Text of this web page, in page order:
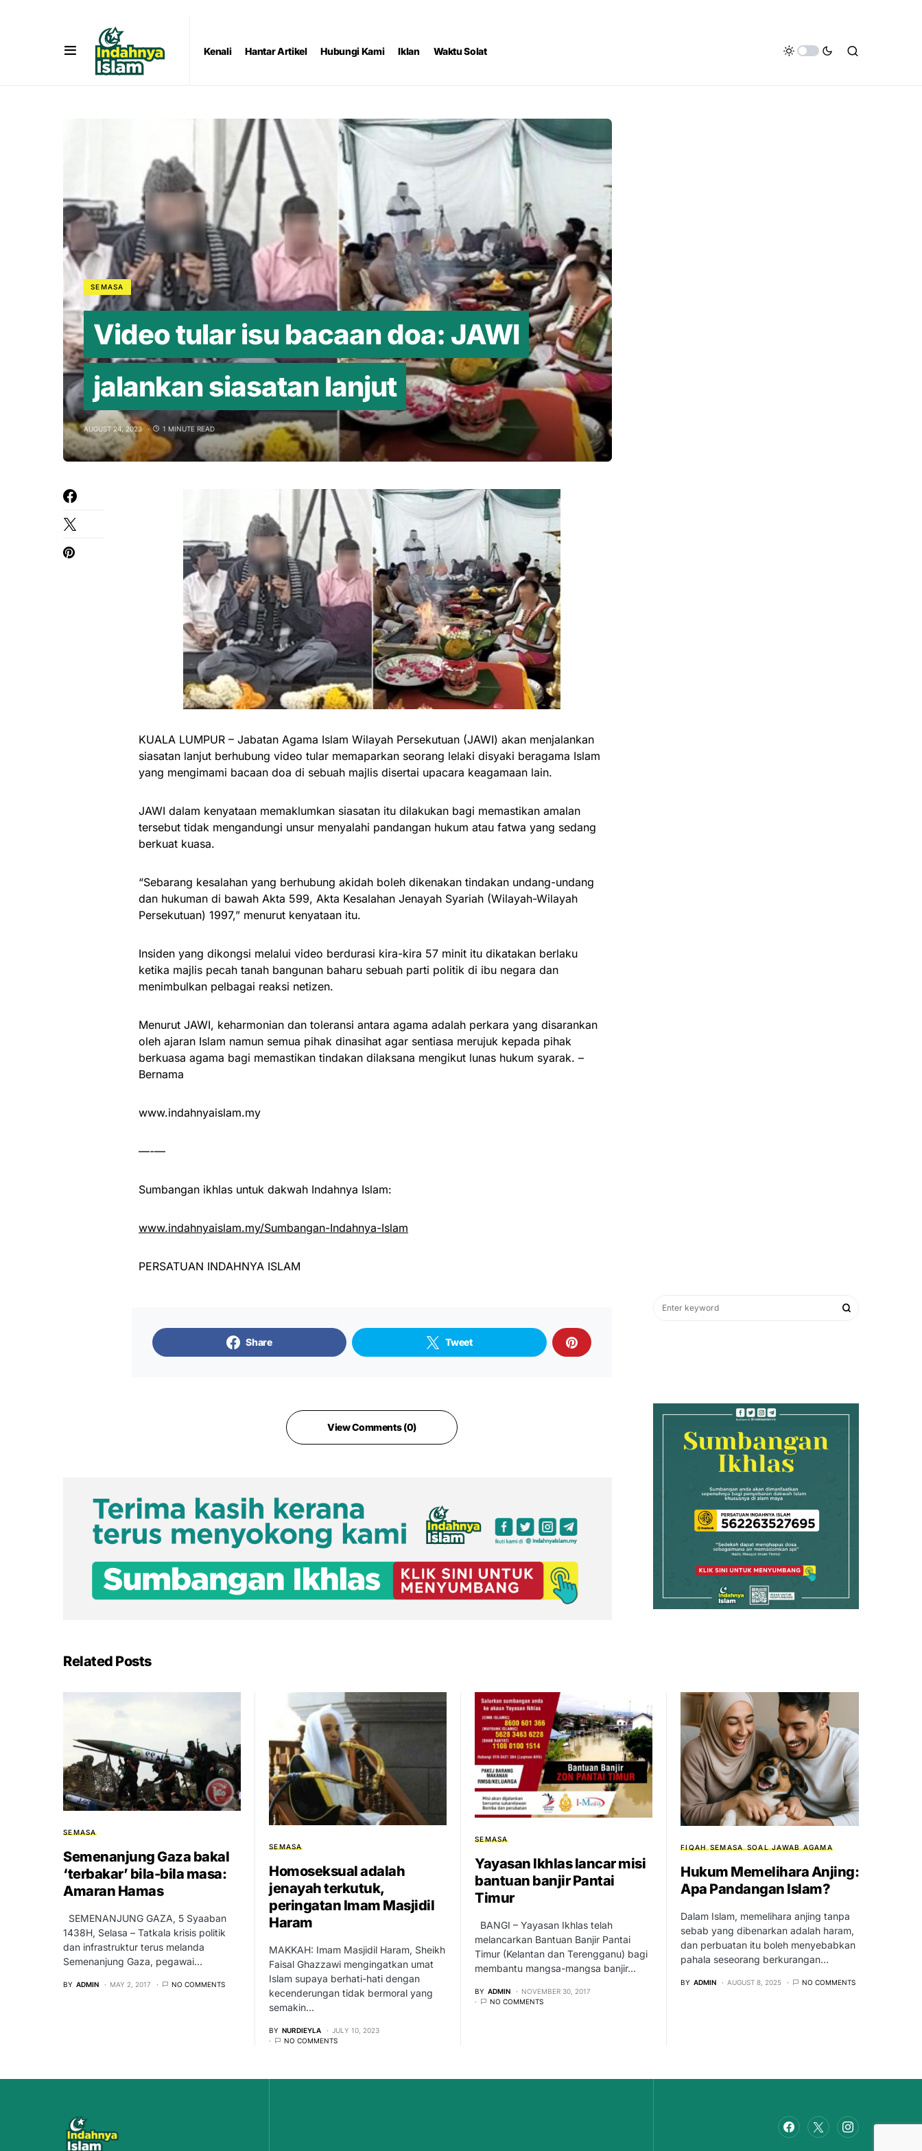
Kenali Hantar Artikel Hubungi Kami Iklan Waktu Solat
SEMASA
Video tular isu bacaan doa: JAWI
jalankan siasatan lanjut
AUGUST 24, 2023 1 MINUTE READ
KUALA LUMPUR – Jabatan Agama Islam Wilayah Persekutuan (JAWI) akan menjalankan
siasatan lanjut berhubung video tular memaparkan seorang lelaki disyaki beragama Islam
yang mengimami bacaan doa di sebuah majlis disertai upacara keagamaan lain.
JAWI dalam kenyataan memaklumkan siasatan itu dilakukan bagi memastikan amalan
tersebut tidak mengandungi unsur menyalahi pandangan hukum atau fatwa yang sedang
berkuat kuasa.
“Sebarang kesalahan yang berhubung akidah boleh dikenakan tindakan undang-undang
dan hukuman di bawah Akta 599, Akta Kesalahan Jenayah Syariah (Wilayah-Wilayah
Persekutuan) 1997,” menurut kenyataan itu.
Insiden yang dikongsi melalui video berdurasi kira-kira 57 minit itu dikatakan berlaku
ketika majlis pecah tanah bangunan baharu sebuah parti politik di ibu negara dan
menimbulkan pelbagai reaksi netizen.
Menurut JAWI, keharmonian dan toleransi antara agama adalah perkara yang disarankan
oleh ajaran Islam namun semua pihak dinasihat agar sentiasa merujuk kepada pihak
berkuasa agama bagi memastikan tindakan dilaksana mengikut lunas hukum syarak. –
Bernama
www.indahnyaislam.my
—-—
Sumbangan ikhlas untuk dakwah Indahnya Islam:
www.indahnyaislam.my/Sumbangan-Indahnya-Islam
PERSATUAN INDAHNYA ISLAM
Share Tweet
View Comments (0)
Related Posts
SEMASA
Semenanjung Gaza bakal
‘terbakar’ bila-bila masa:
Amaran Hamas
SEMENANJUNG GAZA, 5 Syaaban
1438H, Selasa – Tatkala krisis politik
dan infrastruktur terus melanda
Semenanjung Gaza, pegawai…
BY ADMIN MAY 2, 2017 NO COMMENTS
SEMASA
Homoseksual adalah
jenayah terkutuk,
peringatan Imam Masjidil
Haram
MAKKAH: Imam Masjidil Haram, Sheikh
Faisal Ghazzawi mengingatkan umat
Islam supaya berhati-hati dengan
kecenderungan tidak bermoral yang
semakin…
BY NURDIEYLA
JULY 10, 2023
NO COMMENTS
SEMASA
Yayasan Ikhlas lancar misi
bantuan banjir Pantai
Timur
BANGI – Yayasan Ikhlas telah
melancarkan Bantuan Banjir Pantai
Timur (Kelantan dan Terengganu) bagi
membantu mangsa-mangsa banjir…
BY ADMIN
NOVEMBER 30, 2017
NO COMMENTS
FIQAH SEMASA SOAL JAWAB AGAMA
Hukum Memelihara Anjing:
Apa Pandangan Islam?
Dalam Islam, memelihara anjing tanpa
sebab yang dibenarkan adalah haram,
dan perbuatan itu boleh menyebabkan
pahala seseorang berkurangan…
BY ADMIN AUGUST 8, 2025 NO COMMENTS